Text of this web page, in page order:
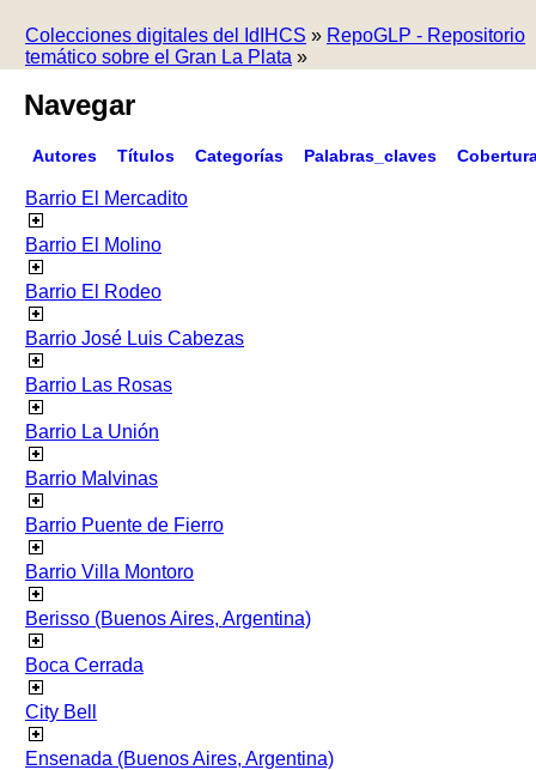
Colecciones digitales del IdIHCS » RepoGLP - Repositorio
temático sobre el Gran La Plata »
Navegar
Autores Títulos Categorías Palabras_claves
Barrio El Mercadito
Barrio El Molino
Barrio El Rodeo
Barrio José Luis Cabezas
Barrio Las Rosas
Barrio La Unión
Barrio Malvinas
Barrio Puente de Fierro
Barrio Villa Montoro
Berisso (Buenos Aires, Argentina)
Boca Cerrada
City Bell
Ensenada (Buenos Aires, Argentina)